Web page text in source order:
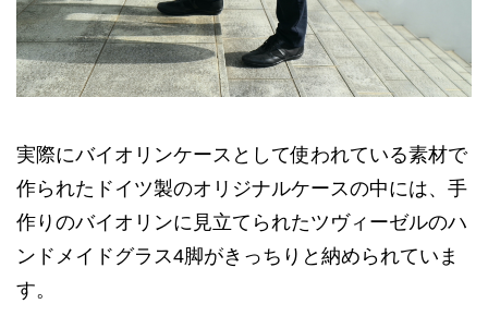
実際にバイオリンケースとして使われている素材で
作られたドイツ製のオリジナルケースの中には、手
作りのバイオリンに見立てられたツヴィーゼルのハ
ンドメイドグラス4脚がきっちりと納められていま
す。